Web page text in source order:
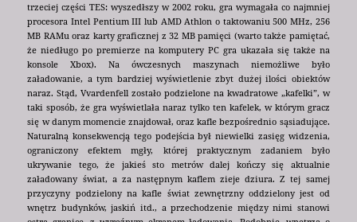
trzeciej części TES: wyszedłszy w 2002 roku, gra wymagała co najmniej
procesora Intel Pentium III lub AMD Athlon o taktowaniu 500 MHz, 256
MB RAMu oraz karty graficznej z 32 MB pamięci (warto także pamiętać,
że niedługo po premierze na komputery PC gra ukazała się także na
konsole Xbox). Na ówczesnych maszynach niemożliwe było
załadowanie, a tym bardziej wyświetlenie zbyt dużej ilości obiektów
naraz. Stąd, Vvardenfell zostało podzielone na kwadratowe „kafelki”, w
taki sposób, że gra wyświetlała naraz tylko ten kafelek, w którym gracz
się w danym momencie znajdował, oraz kafle bezpośrednio sąsiadujące.
Naturalną konsekwencją tego podejścia był niewielki zasięg widzenia,
ograniczony efektem mgły, której praktycznym zadaniem było
ukrywanie tego, że jakieś sto metrów dalej kończy się aktualnie
załadowany świat, a za następnym kaflem zieje dziura. Z tej samej
przyczyny podzielony na kafle świat zewnętrzny oddzielony jest od
wnętrz budynków, jaskiń itd., a przechodzenie między nimi stanowi